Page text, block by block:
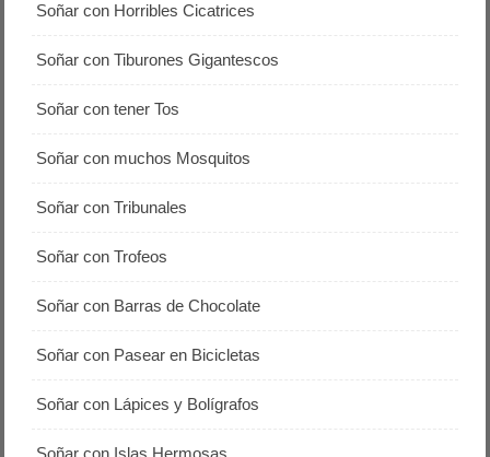
Soñar con Horribles Cicatrices
Soñar con Tiburones Gigantescos
Soñar con tener Tos
Soñar con muchos Mosquitos
Soñar con Tribunales
Soñar con Trofeos
Soñar con Barras de Chocolate
Soñar con Pasear en Bicicletas
Soñar con Lápices y Bolígrafos
Soñar con Islas Hermosas